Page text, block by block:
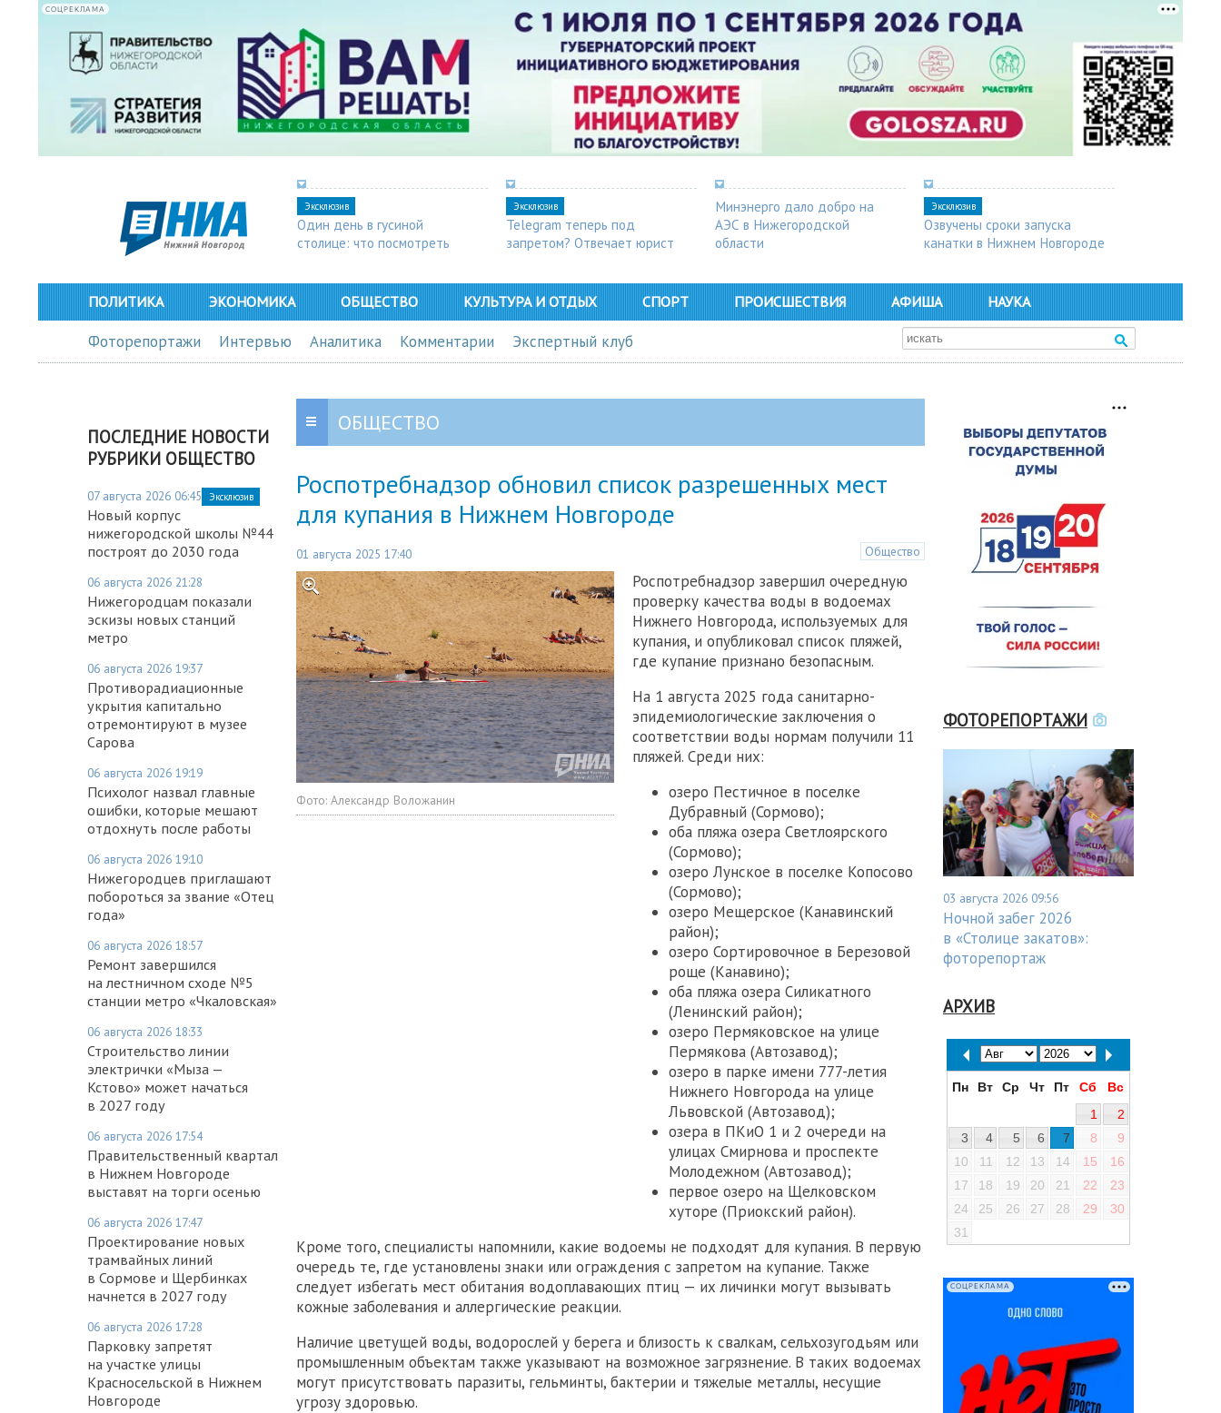
СОЦРЕКЛАМА
Эксклюзив
Один день в гусиной
столице: что посмотреть
Эксклюзив
Telegram теперь под
запретом? Отвечает юрист
Минэнерго дало добро на
АЭС в Нижегородской
области
Эксклюзив
Озвучены сроки запуска
канатки в Нижнем Новгороде
ПОЛИТИКА ЭКОНОМИКА ОБЩЕСТВО КУЛЬТУРА И ОТДЫХ СПОРТ ПРОИСШЕСТВИЯ АФИША НАУКА
Фоторепортажи Интервью Аналитика Комментарии Экспертный клуб
ПОСЛЕДНИЕ НОВОСТИ
РУБРИКИ ОБЩЕСТВО
07 августа 2026 06:45 Эксклюзив
Новый корпус
нижегородской школы №44
построят до 2030 года
06 августа 2026 21:28
Нижегородцам показали
эскизы новых станций
метро
06 августа 2026 19:37
Противорадиационные
укрытия капитально
отремонтируют в музее
Сарова
06 августа 2026 19:19
Психолог назвал главные
ошибки, которые мешают
отдохнуть после работы
06 августа 2026 19:10
Нижегородцев приглашают
побороться за звание «Отец
года»
06 августа 2026 18:57
Ремонт завершился
на лестничном сходе №5
станции метро «Чкаловская»
06 августа 2026 18:33
Строительство линии
электрички «Мыза —
Кстово» может начаться
в 2027 году
06 августа 2026 17:54
Правительственный квартал
в Нижнем Новгороде
выставят на торги осенью
06 августа 2026 17:47
Проектирование новых
трамвайных линий
в Сормове и Щербинках
начнется в 2027 году
06 августа 2026 17:28
Парковку запретят
на участке улицы
Красносельской в Нижнем
Новгороде
ОБЩЕСТВО
Роспотребнадзор обновил список разрешенных мест
для купания в Нижнем Новгороде
01 августа 2025 17:40 Общество
Фото: Александр Воложанин
Роспотребнадзор завершил очередную
проверку качества воды в водоемах
Нижнего Новгорода, используемых для
купания, и опубликовал список пляжей,
где купание признано безопасным.
На 1 августа 2025 года санитарно-
эпидемиологические заключения о
соответствии воды нормам получили 11
пляжей. Среди них:
озеро Пестичное в поселке
Дубравный (Сормово);
оба пляжа озера Светлоярского
(Сормово);
озеро Лунское в поселке Копосово
(Сормово);
озеро Мещерское (Канавинский
район);
озеро Сортировочное в Березовой
роще (Канавино);
оба пляжа озера Силикатного
(Ленинский район);
озеро Пермяковское на улице
Пермякова (Автозавод);
озеро в парке имени 777-летия
Нижнего Новгорода на улице
Львовской (Автозавод);
озера в ПКиО 1 и 2 очереди на
улицах Смирнова и проспекте
Молодежном (Автозавод);
первое озеро на Щелковском
хуторе (Приокский район).
Кроме того, специалисты напомнили, какие водоемы не подходят для купания. В первую
очередь те, где установлены знаки или ограждения с запретом на купание. Также
следует избегать мест обитания водоплавающих птиц — их личинки могут вызывать
кожные заболевания и аллергические реакции.
Наличие цветущей воды, водорослей у берега и близость к свалкам, сельхозугодьям или
промышленным объектам также указывают на возможное загрязнение. В таких водоемах
могут присутствовать паразиты, гельминты, бактерии и тяжелые металлы, несущие
угрозу здоровью.
ФОТОРЕПОРТАЖИ
03 августа 2026 09:56
Ночной забег 2026
в «Столице закатов»:
фоторепортаж
АРХИВ
Пн Вт Ср Чт Пт Сб
Вс
1
2
3
4 5 6 7 8
9
10
11 12 13 14 15
16
17
18 19 20 21 22
23
24
25 26 27 28 29
30
31
СОЦРЕКЛАМА